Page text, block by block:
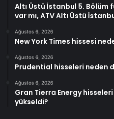
Altı Üstü İstanbul 5. Bölüm
var mı, ATV Altı Üstü
Ağustos 6, 2026
New York Times hissesi
Ağustos 6, 2026
Prudential hisseleri neden
Ağustos 6, 2026
Gran Tierra Energy
yükseldi?